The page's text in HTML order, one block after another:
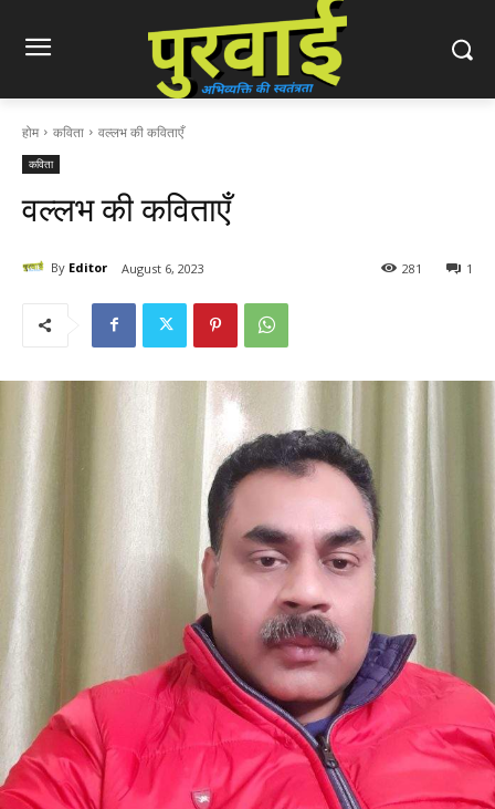
होम कविता वल्लभ की कविताएँ
कविता
वल्लभ की कविताएँ
By Editor August 6, 2023 1
281